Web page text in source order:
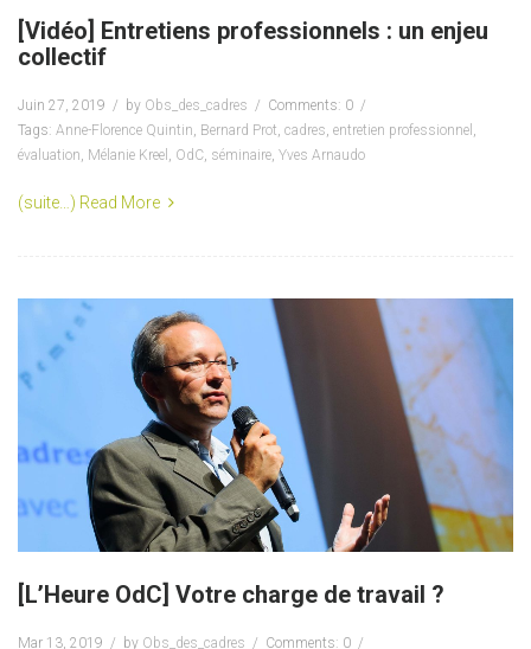
[Vidéo] Entretiens professionnels : un enjeu
collectif
Juin 27, 2019 by Obs_des_cadres
Comments: 0
Tags: Anne-Florence Quintin Bernard Prot cadres entretien professionnel
évaluation Mélanie Kreel OdC séminaire Yves Arnaudo
(suite…) Read More
[L’Heure OdC] Votre charge de travail ?
Mar 13, 2019 by Obs_des_cadres Comments: 0